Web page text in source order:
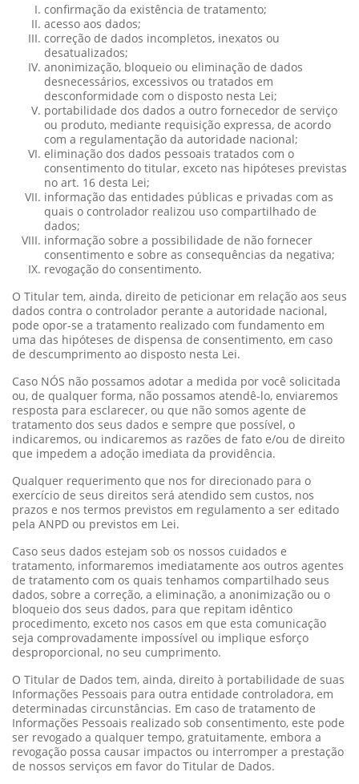
confirmação da existência de tratamento;
acesso aos dados;
correção de dados incompletos, inexatos ou
desatualizados;
anonimização, bloqueio ou eliminação de dados
desnecessários, excessivos ou tratados em
desconformidade com o disposto nesta Lei;
portabilidade dos dados a outro fornecedor de serviço
ou produto, mediante requisição expressa, de acordo
com a regulamentação da autoridade nacional;
eliminação dos dados pessoais tratados com o
consentimento do titular, exceto nas hipóteses previstas
no art. 16 desta Lei;
informação das entidades públicas e privadas com as
quais o controlador realizou uso compartilhado de
dados;
informação sobre a possibilidade de não fornecer
consentimento e sobre as consequências da negativa;
revogação do consentimento.
O Titular tem, ainda, direito de peticionar em relação aos seus
dados contra o controlador perante a autoridade nacional,
pode opor-se a tratamento realizado com fundamento em
uma das hipóteses de dispensa de consentimento, em caso
de descumprimento ao disposto nesta Lei.
Caso NÓS não possamos adotar a medida por você solicitada
ou, de qualquer forma, não possamos atendê-lo, enviaremos
resposta para esclarecer, ou que não somos agente de
tratamento dos seus dados e sempre que possível, o
indicaremos, ou indicaremos as razões de fato e/ou de direito
que impedem a adoção imediata da providência.
Qualquer requerimento que nos for direcionado para o
exercício de seus direitos será atendido sem custos, nos
prazos e nos termos previstos em regulamento a ser editado
pela ANPD ou previstos em Lei.
Caso seus dados estejam sob os nossos cuidados e
tratamento, informaremos imediatamente aos outros agentes
de tratamento com os quais tenhamos compartilhado seus
dados, sobre a correção, a eliminação, a anonimização ou o
bloqueio dos seus dados, para que repitam idêntico
procedimento, exceto nos casos em que esta comunicação
seja comprovadamente impossível ou implique esforço
desproporcional, no seu cumprimento.
O Titular de Dados tem, ainda, direito à portabilidade de suas
Informações Pessoais para outra entidade controladora, em
determinadas circunstâncias. Em caso de tratamento de
Informações Pessoais realizado sob consentimento, este pode
ser revogado a qualquer tempo, gratuitamente, embora a
revogação possa causar impactos ou interromper a prestação
de nossos serviços em favor do Titular de Dados.